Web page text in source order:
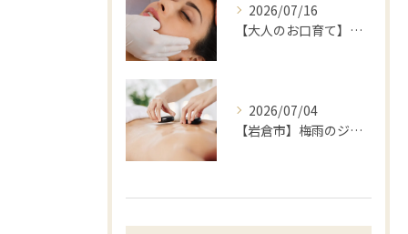
2026/07/16
【大人のお口育て】「顔が大きくなった？」と感じたら始めたい、岩倉市歯科衛生士による口元ゆるめケア
2026/07/04
【岩倉市】梅雨のジメジメや暑さで乱れがちな自律神経を整えてみませんか？